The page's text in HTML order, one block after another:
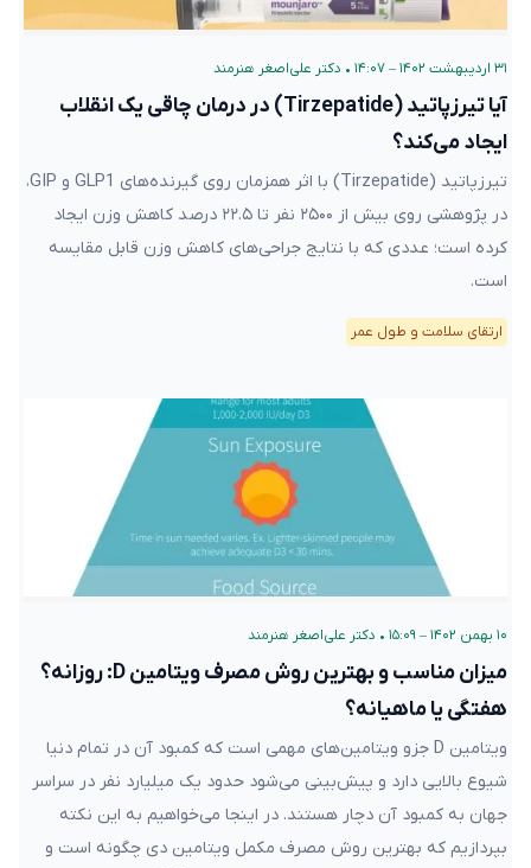
۳۱ اردیبهشت ۱۴۰۲ – ۱۴:۰۷ • دکتر علی‌اصغر هنرمند
آیا تیرزپاتید (Tirzepatide) در درمان چاقی یک انقلاب
ایجاد می‌کند؟
تیرزپاتید (Tirzepatide) با اثر همزمان روی گیرنده‌های GLP1 و GIP،
در پژوهشی روی بیش از ۲۵۰۰ نفر تا ۲۲.۵ درصد کاهش وزن ایجاد
کرده است؛ عددی که با نتایج جراحی‌های کاهش وزن قابل مقایسه
است.
ارتقای سلامت و طول عمر
۱۰ بهمن ۱۴۰۲ – ۱۵:۰۹ • دکتر علی‌اصغر هنرمند
میزان مناسب و بهترین روش مصرف ویتامین D: روزانه؟
هفتگی یا ماهیانه؟
ویتامین D جزو ویتامین‌های مهمی است که کمبود آن در تمام دنیا
شیوع بالایی دارد و پیش‌بینی می‌شود حدود یک میلیارد نفر در سراسر
جهان به کمبود آن دچار هستند. در اینجا می‌خواهیم به این نکته
بپردازیم که بهترین روش مصرف مکمل ویتامین دی چگونه است و